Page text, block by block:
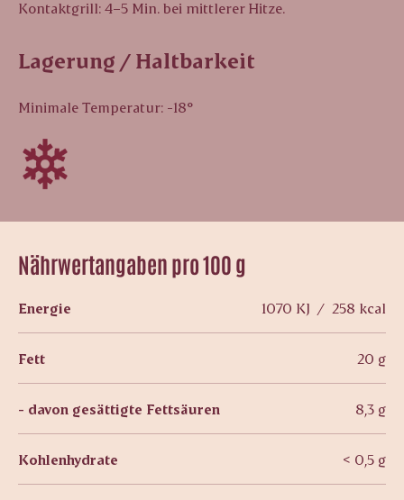
Nährwertangaben pro 100 g
Energie 1070 KJ / 258 kcal
Fett 20 g
- davon gesättigte Fettsäuren 8,3 g
Kohlenhydrate < 0,5 g
Kontaktgrill: 4–5 Min. bei mittlerer Hitze.
Lagerung / Haltbarkeit
Minimale Temperatur: -18°